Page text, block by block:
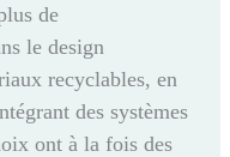
de
le design
recyclables, en
des systèmes
ont à la fois des